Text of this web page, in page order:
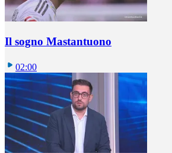
Il sogno Mastantuono
02:00